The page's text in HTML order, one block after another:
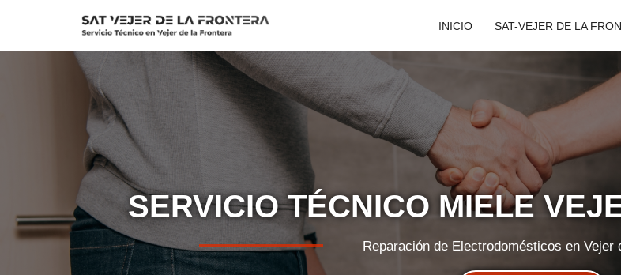
INICIO SAT-VEJER DE LA
SERVICIO TÉCNICO MIELE
Reparación de Electrodomésticos en Vejer